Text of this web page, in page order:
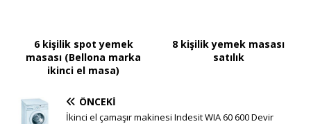
6 kişilik spot yemek
masası (Bellona marka
ikinci el masa)
8 kişilik yemek masası
satılık
ÖNCEKI
İkinci el çamaşır makinesi Indesit WIA 60 600 Devir